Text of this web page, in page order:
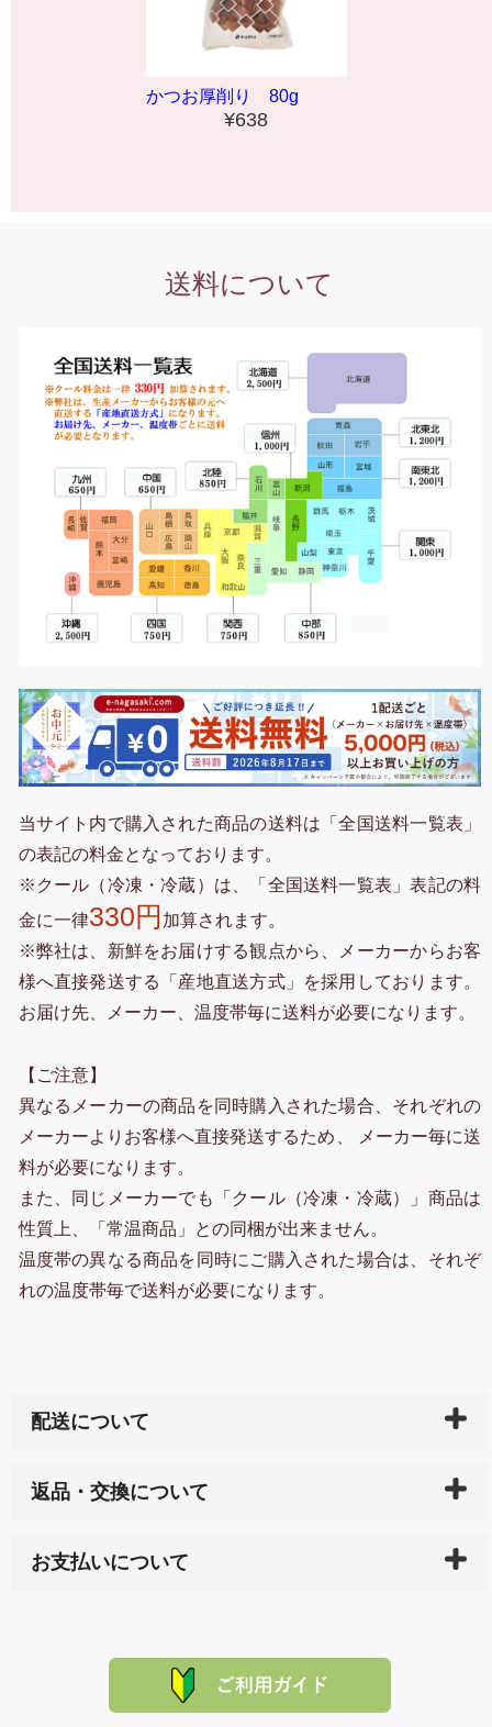
かつお厚削り 80g
¥638
送料について
当サイト内で購入された商品の送料は「全国送料一覧表」
の表記の料金となっております。
※クール（冷凍・冷蔵）は、「全国送料一覧表」表記の料
金に一律330円 加算されます。
※弊社は、新鮮をお届けする観点から、メーカーからお客
様へ直接発送する「産地直送方式」を採用しております。
お届け先、メーカー、温度帯毎に送料が必要になります。
【ご注意】
異なるメーカーの商品を同時購入された場合、それぞれの
メーカーよりお客様へ直接発送するため、 メーカー毎に送
料が必要になります。
また、同じメーカーでも「クール（冷凍・冷蔵）」商品は
性質上、「常温商品」との同梱が出来ません。
温度帯の異なる商品を同時にご購入された場合は、それぞ
れの温度帯毎で送料が必要になります。
配送について
天ペイ」の方はご注文受付後）、 長崎県下全域に点在
サイト内で購入された商品の送料は、こちらの
全国送
れの生産メーカーからお客様の元へ直送いたしますの
で、 それぞれ個別に送料が必要になります。
返品・交換について
または配送途中の 事故などで不都合が生じている場合
品代金を返金いたします。）
その際は誠に申し訳ありませんが、当協会までご注文
お支払いについて
た場合、お客様からの ご入金を確認した後で、商品を